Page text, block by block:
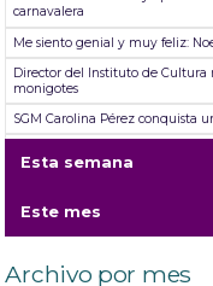
carnavalera
Me siento genial y muy feliz:
Director del Instituto de Cultura
monigotes
SGM Carolina Pérez conquista
Un éxito total en el Malecón
Tambora” 2026
Mazatlán se presenta con éxito
Esta semana
Este mes
Archivo por mes